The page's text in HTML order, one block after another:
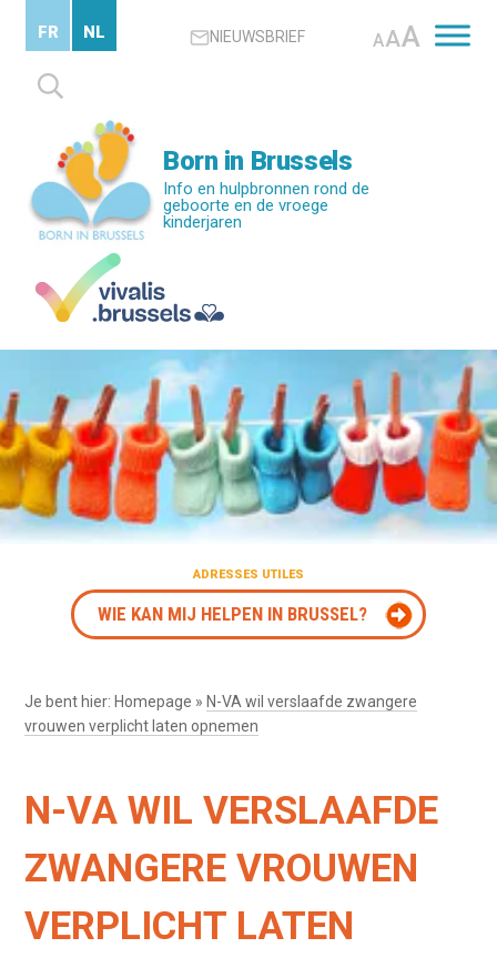
content
NIEUWSBRIEF AAA
Zoeken
naar:
FR NL
Born in Brussels
Info en hulpbronnen rond de
geboorte en de vroege
kinderjaren
ADRESSES UTILES
WIE KAN MIJ HELPEN IN BRUSSEL?
Je bent hier: Homepage » N-VA wil verslaafde zwangere
vrouwen verplicht laten opnemen
N-VA WIL VERSLAAFDE
ZWANGERE VROUWEN
VERPLICHT LATEN